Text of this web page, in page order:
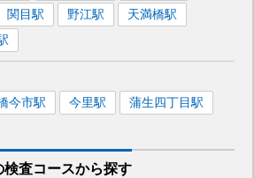
関目駅 野江駅 天満橋駅
今市駅 今里駅 蒲生四丁目駅
検査コースから探す